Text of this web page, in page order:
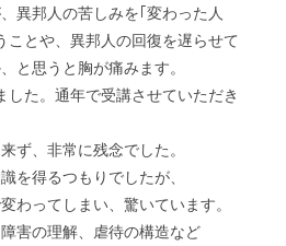
異邦人の苦しみを｢変わった人
ことや、異邦人の回復を遅らせて
と思うと胸が痛みます。
した。通年で受講させていただき
ず、非常に残念でした。
を得るつもりでしたが、
わってしまい、驚いています。
害の理解、虐待の構造など